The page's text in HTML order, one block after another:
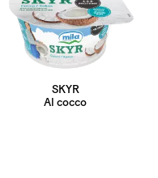
SKYR
Al cocco